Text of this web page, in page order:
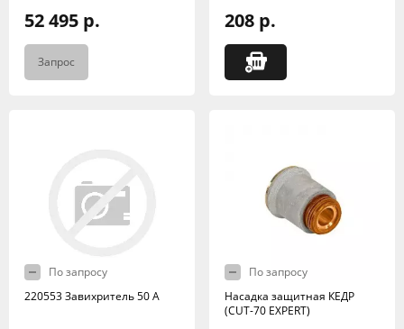
52 495 р.
Запрос
208 р.
По запросу
220553 Завихритель 50 А
По запросу
Насадка защитная КЕДР
(CUT-70 EXPERT)